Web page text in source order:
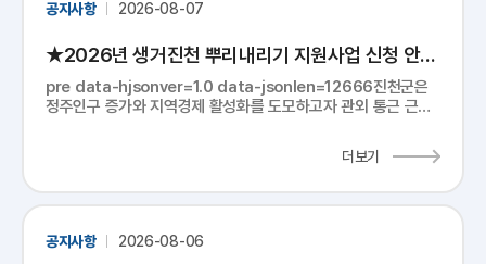
공지사항 2026-08-07
★2026년 생거진천 뿌리내리기 지원사업 신청 안내
(수정)★
pre data-hjsonver=1.0 data-jsonlen=12666진천군은
정주인구 증가와 지역경제 활성화를 도모하고자 관외 통근 근로
다음과 같이 추진하오니, 관내 기업체(제조업) 근로...
더보기
공지사항 2026-08-06